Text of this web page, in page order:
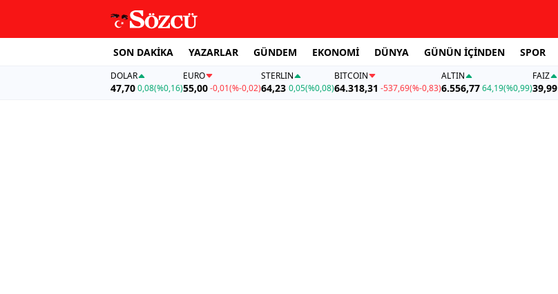
SON DAKİKA YAZARLAR GÜNDEM EKONOMİ DÜNYA GÜNÜN İÇİNDEN SPOR
DOLAR
47,700,08(%0,16)
EURO
55,00 -0,01(%-0,02)
STERLIN
64,23 0,05(%0,08)
BITCOIN
64.318,31 -537,69(%-0,83)
ALTIN
6.556,7764,19(%0,99)
FAİZ
39,99